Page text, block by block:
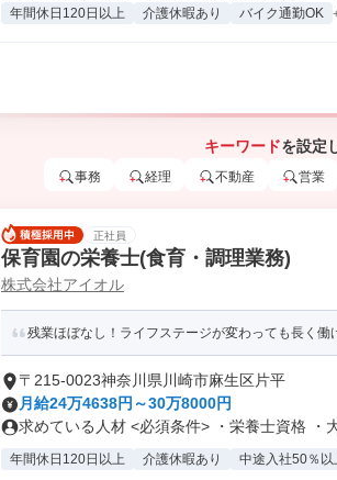
年間休日120日以上 介護休暇あり バイク通勤OK
キーワードを設定
事務 経理 不動産 営業
正社員
保育園の栄養士(食育・調理業務)
株式会社アイオル
残業ほぼなし！ライフステージが変わっても長く働
〒215-0023神奈川県川崎市麻生区片平
月給24万4638円～30万8000円
求めている人材 <必須条件> ・栄養士資格 ・
年間休日120日以上 介護休暇あり 中途入社50％以